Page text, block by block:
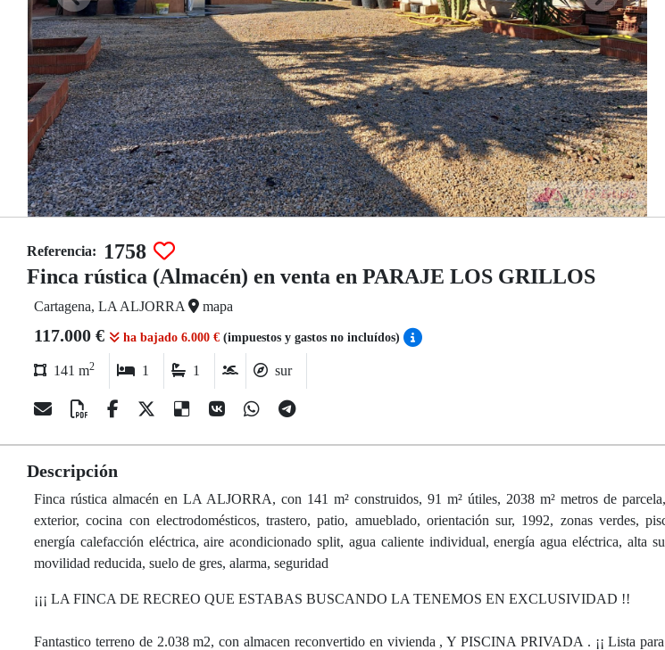
Referencia:
1758
Finca rústica (Almacén) en venta en PARAJE LOS GRILLOS
Cartagena, LA ALJORRA mapa
117.000 € ha bajado 6.000 € (impuestos y gastos no incluídos)
141 m2 1 1 sur
Descripción
Finca rústica almacén en LA ALJORRA, con 141 m² construidos, 91 m² útiles, 2038 m² metros de
exterior, cocina con electrodomésticos, trastero, patio, amueblado, orientación sur, 1992, zonas verdes,
energía calefacción eléctrica, aire acondicionado split, agua caliente individual, energía agua eléctrica, alta
movilidad reducida, suelo de gres, alarma, seguridad
¡¡¡ LA FINCA DE RECREO QUE ESTABAS BUSCANDO LA TENEMOS EN EXCLUSIVIDAD !!
Fantastico terreno de 2.038 m2, con almacen reconvertido en vivienda , Y PISCINA PRIVADA . ¡¡ Lista